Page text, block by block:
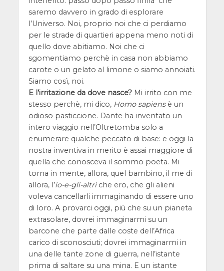
saremo davvero in grado di esplorare
l’Universo. Noi, proprio noi che ci perdiamo
per le strade di quartieri appena meno noti di
quello dove abitiamo. Noi che ci
sgomentiamo perchè in casa non abbiamo
carote o un gelato al limone o siamo annoiati.
Siamo così, noi.
E l’irritazione da dove nasce?Mi irrito con me
stesso perchè, mi dico, Homo sapiensè un
odioso pasticcione. Dante ha inventato un
intero viaggio nell’Oltretomba solo a
enumerare qualche peccato di base: e oggi la
nostra inventiva in merito è assai maggiore di
quella che conosceva il sommo poeta. Mi
torna in mente, allora, quel bambino, il me di
allora, l’io-e-gli-altriche ero, che gli alieni
voleva cancellarli immaginando di essere uno
di loro. A provarci oggi, più che su un pianeta
extrasolare, dovrei immaginarmi su un
barcone che parte dalle coste dell’Africa
carico di sconosciuti; dovrei immaginarmi in
una delle tante zone di guerra, nell’istante
prima di saltare su una mina. E un istante